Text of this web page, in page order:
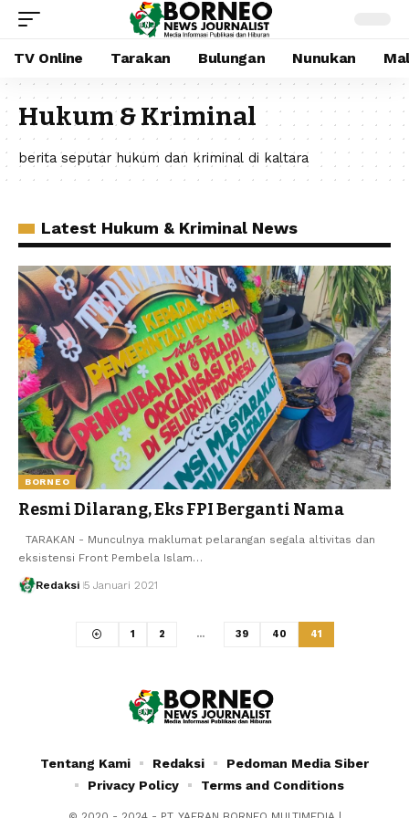
TV Online Tarakan Bulungan Nunukan
Hukum & Kriminal
berita seputar hukum dan kriminal di kaltara
Latest Hukum & Kriminal News
BORNEO
Resmi Dilarang, Eks FPI Berganti Nama
TARAKAN - Munculnya maklumat pelarangan segala altivitas dan
eksistensi Front Pembela Islam…
Redaksi 5 Januari 2021
1 2 … 39 40 41
Tentang Kami Redaksi
Pedoman Media Siber
Privacy Policy
Terms and Conditions